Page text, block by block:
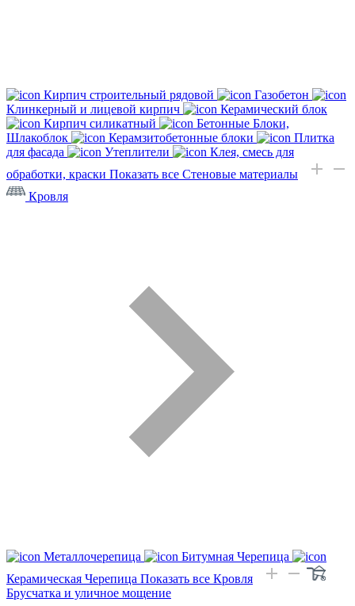
Кирпич строительный рядовой
Газобетон
Клинкерный и лицевой кирпич
Керамический блок
Кирпич силикатный
Бетонные Блоки,
Шлакоблок
Керамзитобетонные блоки
Плитка
для фасада
Утеплители
Клея, смесь для
обработки, краски Показать все Стеновые материалы
Кровля
Металлочерепица
Битумная Черепица
Керамическая Черепица Показать все Кровля
Брусчатка и уличное мощение